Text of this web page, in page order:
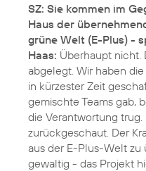
SZ: Sie kommen im
Haus der
grüne Welt (E-Plus) -
Haas: Überhaupt nicht.
abgelegt. Wir haben
in kürzester Zeit
gemischte Teams gab,
die Verantwortung trug.
zurückgeschaut. Der
aus der E-Plus-Welt
gewaltig - das Projekt